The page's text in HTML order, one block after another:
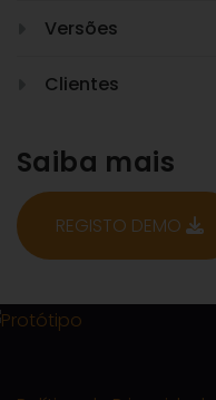
Versões
Clientes
Saiba mais
REGISTO DEMO